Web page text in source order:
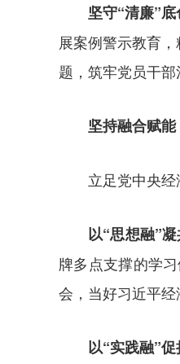
坚守“清廉”底
展案例警示教育
题，筑牢党员干部
坚持融合赋
立足党中央
以“思想融”凝
牌多点支撑的学
会，当好习近平经
以“实践融”促